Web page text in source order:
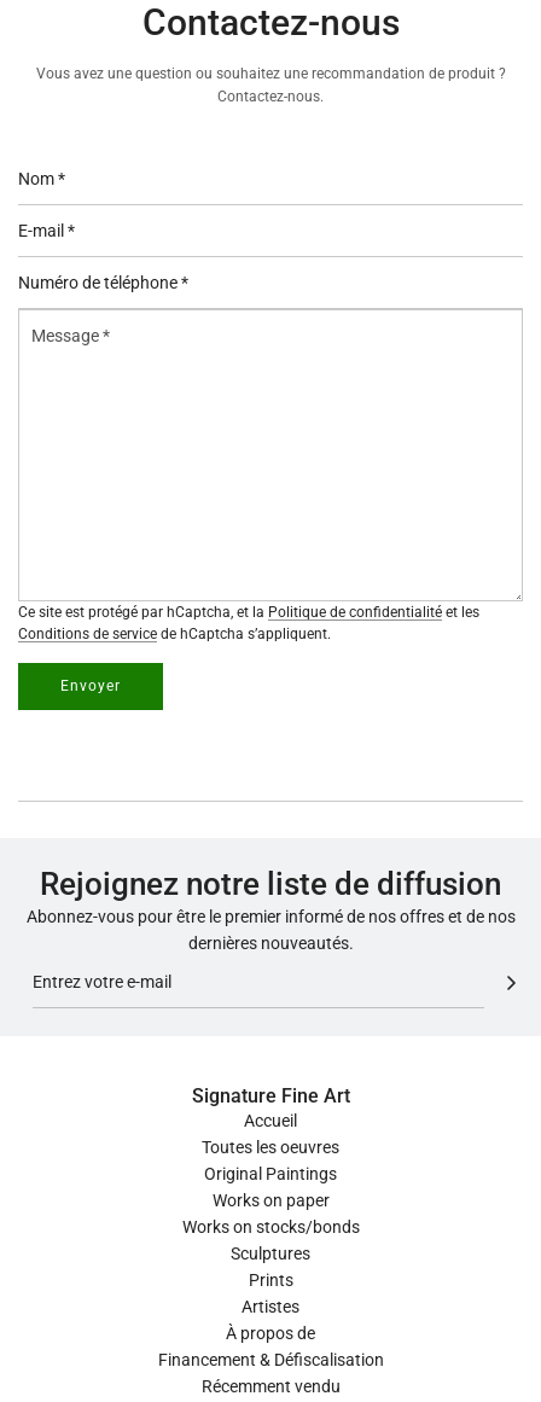
Contactez-nous
Vous avez une question ou souhaitez une recommandation de produit ?
Contactez-nous.
Ce site est protégé par hCaptcha, et la Politique de confidentialité et les
Conditions de service de hCaptcha s’appliquent.
Envoyer
Rejoignez notre liste de diffusion
Abonnez-vous pour être le premier informé de nos offres et de nos
dernières nouveautés.
Signature Fine Art
Accueil
Toutes les oeuvres
Original Paintings
Works on paper
Works on stocks/bonds
Sculptures
Prints
Artistes
À propos de
Financement & Défiscalisation
Récemment vendu